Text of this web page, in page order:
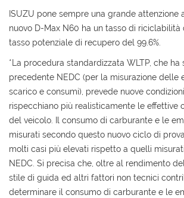
ISUZU pone sempre una grande attenzione
nuovo D-Max N60 ha un tasso di riciclabilità
tasso potenziale di recupero del 99.6%.
*La procedura standardizzata WLTP, che ha
precedente NEDC (per la misurazione delle
scarico e consumi), prevede nuove
rispecchiano più realisticamente le effettive
del veicolo. Il consumo di carburante e le
misurati secondo questo nuovo ciclo di
molti casi più elevati rispetto a quelli
NEDC. Si precisa che, oltre al rendimento
stile di guida ed altri fattori non tecnici
determinare il consumo di carburante e le